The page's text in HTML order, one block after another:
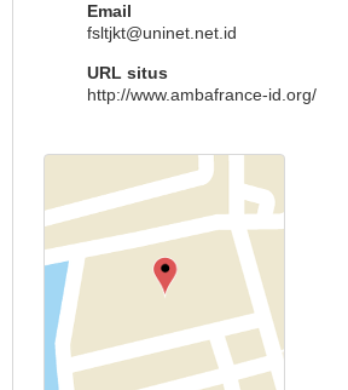
Email
fsltjkt@uninet.net.id
URL situs
http://www.ambafrance-id.org/